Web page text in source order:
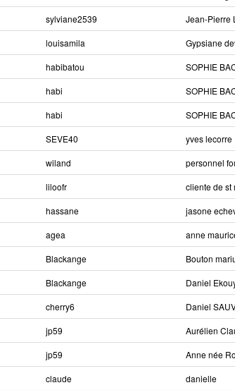
sylviane2539
Jean-Pierre
louisamila
Gypsiane
habibatou
SOPHIE
habi
SOPHIE
habi
SOPHIE
SEVE40
yves lecorre
wiland
personnel
liloofr
cliente de st
hassane
jasone
agea
anne
Blackange
Bouton
Blackange
Daniel
cherry6
Daniel
jp59
Aurélien
jp59
Anne née
claude
danielle